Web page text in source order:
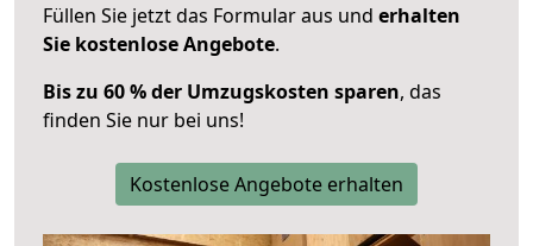
Füllen Sie jetzt das Formular aus und erhalten
Sie kostenlose Angebote.
Bis zu 60 % der Umzugskosten sparen, das
finden Sie nur bei uns!
Kostenlose Angebote erhalten